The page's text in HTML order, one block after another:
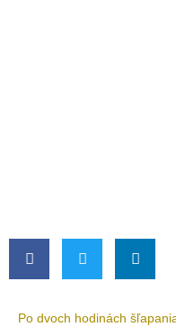
Po dvoch hodinách